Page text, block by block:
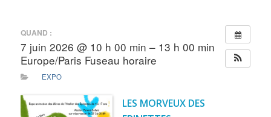
QUAND :
7 juin 2026 @ 10 h 00 min – 13 h 00 min
Europe/Paris Fuseau horaire
EXPO
LES MORVEUX DES